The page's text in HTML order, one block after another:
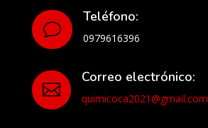
v
Teléfono:
0979616396

Correo electrónico:
quimicoca2021@gmail.com